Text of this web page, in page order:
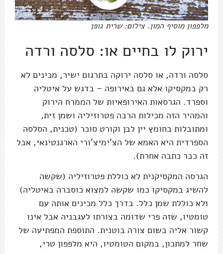
מלפפון מוסיף המון. צילום: שרית גופן
ירוק לו בחיים או: סלסה ורדה
סלסה ורדה, או סלסה ירוקה בתרגום ישיר, מכינים לא
רק במקסיקו אלא גם באירופה – בדגש על איטליה
וספרד. הגרסאות האירופאיות של הממרח הירוק
והמהיר הזה מכילות הרבה פטרוזיליה ושמן זית,
ומתובלות בחומץ יין לבן וקורט סוכר (טכנית, הסלסה
הספרדית היא האמא של הצ'ימיצ'ורי הארגנטינאי, אבל
זה כבר כתבה אחרת).
הגרסה המקסיקנית לא כוללת פטרוזיליה (שקשה
להשיג במקסיקו כמו שקשה למצוא כוסברה באיטליה)
ולא כוללת שמן כלל. בדרך כלל מכינים אותה עם
טומטיו, שזה פרי שדומה בצורתו לעגבניה אבל אינו
קשור אליה בשום צורה בוטנית. התוספת המפתיעה של
שחר למתכון, במקום הטומטיו, היא מלפפון טרי,